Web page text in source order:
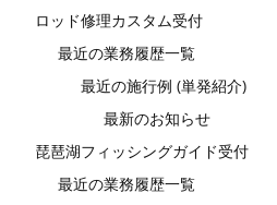
ロッド修理カスタム受付
最近の業務履歴一覧
最近の施行例 (単発紹介)
最新のお知らせ
琵琶湖フィッシングガイド受付
最近の業務履歴一覧